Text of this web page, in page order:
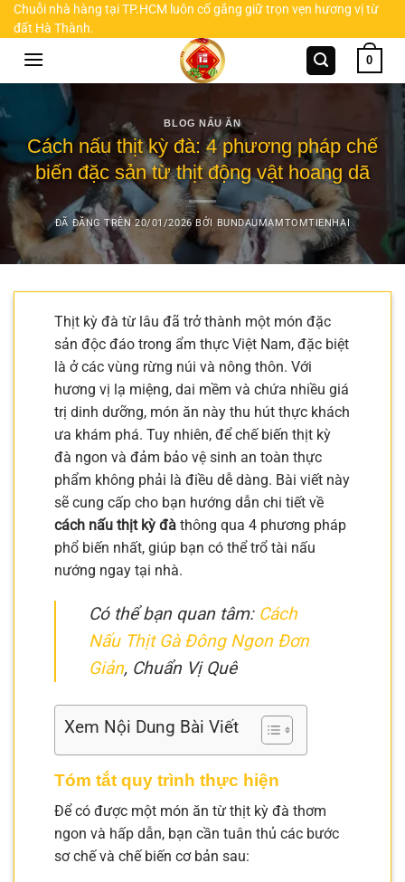
Chuyển
đến
Chuỗi nhà hàng tại TP.HCM luôn cố gắng giữ trọn vẹn hương vị từ
đất Hà Thành.
0
BLOG NẤU ĂN
Cách nấu thịt kỳ đà: 4 phương pháp chế
biến đặc sản từ thịt động vật hoang dã
ĐÃ ĐĂNG TRÊN20/01/2026 BỞI BUNDAUMAMTOMTIENHAI
Thịt kỳ đà từ lâu đã trở thành một món đặc
sản độc đáo trong ẩm thực Việt Nam, đặc biệt
là ở các vùng rừng núi và nông thôn. Với
hương vị lạ miệng, dai mềm và chứa nhiều giá
trị dinh dưỡng, món ăn này thu hút thực khách
ưa khám phá. Tuy nhiên, để chế biến thịt kỳ
đà ngon và đảm bảo vệ sinh an toàn thực
phẩm không phải là điều dễ dàng. Bài viết này
sẽ cung cấp cho bạn hướng dẫn chi tiết về
cách nấu thịt kỳ đà thông qua 4 phương pháp
phổ biến nhất, giúp bạn có thể trổ tài nấu
nướng ngay tại nhà.
Có thể bạn quan tâm: Cách
Nấu Thịt Gà Đông Ngon Đơn
Giản, Chuẩn Vị Quê
Xem Nội Dung Bài Viết
Tóm tắt quy trình thực hiện
Để có được một món ăn từ thịt kỳ đà thơm
ngon và hấp dẫn, bạn cần tuân thủ các bước
sơ chế và chế biến cơ bản sau: